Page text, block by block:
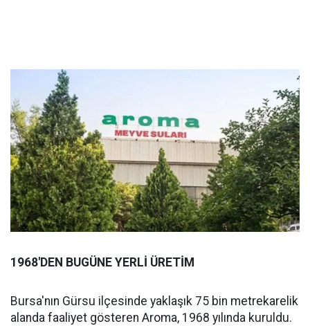
1968'DEN BUGÜNE YERLİ ÜRETİM
Bursa'nın Gürsu ilçesinde yaklaşık 75 bin metrekarelik
alanda faaliyet gösteren Aroma, 1968 yılında kuruldu.